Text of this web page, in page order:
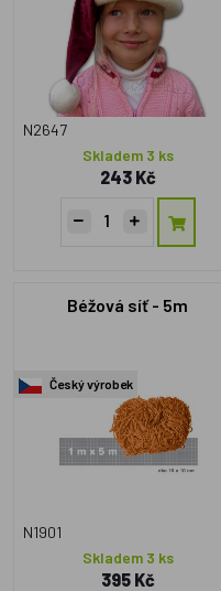
N2647
Skladem 3 ks
243 Kč
Béžová síť - 5m
Český výrobek
N1901
Skladem 3 ks
395 Kč